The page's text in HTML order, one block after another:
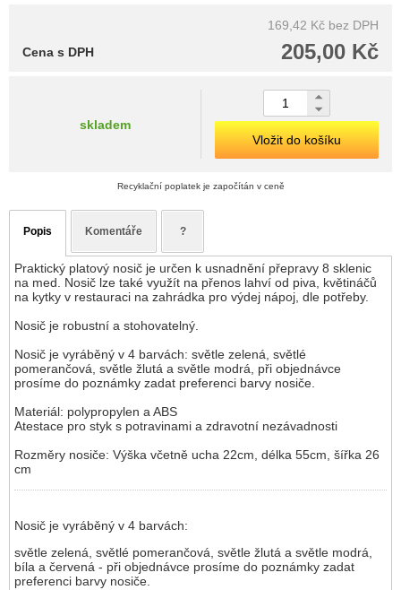
169,42 Kč bez DPH
205,00 Kč
Cena s DPH
skladem
Vložit do košíku
Recyklační poplatek je započítán v ceně
Popis Komentáře ?
Praktický platový nosič je určen k usnadnění přepravy 8 sklenic
na med. Nosič lze také využít na přenos lahví od piva, květináčů
na kytky v restauraci na zahrádka pro výdej nápoj, dle potřeby.
Nosič je robustní a stohovatelný.
Nosič je vyráběný v 4 barvách: světle zelená, světlé
pomerančová, světle žlutá a světle modrá, při objednávce
prosíme do poznámky zadat preferenci barvy nosiče.
Materiál: polypropylen a ABS
Atestace pro styk s potravinami a zdravotní nezávadnosti
Rozměry nosiče: Výška včetně ucha 22cm, délka 55cm, šířka 26
cm
Nosič je vyráběný v 4 barvách:
světle zelená, světlé pomerančová, světle žlutá a světle modrá,
bíla a červená - při objednávce prosíme do poznámky zadat
preferenci barvy nosiče.